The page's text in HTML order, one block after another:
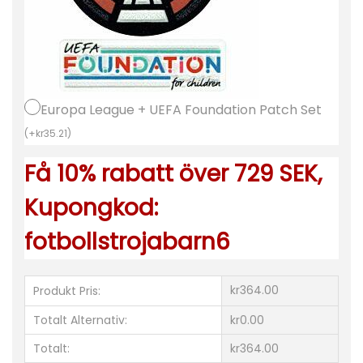
m
a
j
2
0
3
-
2
4
Europa League + UEFA Foundation Patch Set
(+kr35.21)
Få 10% rabatt över 729 SEK,
Kupongkod:
fotbollstrojabarn6
Produkt Pris:
kr364.00
Totalt Alternativ:
kr0.00
Totalt:
kr364.00